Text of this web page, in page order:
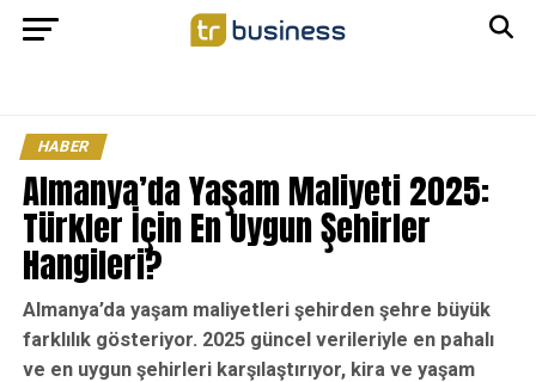
HABER
Almanya’da Yaşam Maliyeti 2025:
Türkler İçin En Uygun Şehirler
Hangileri?
Almanya’da yaşam maliyetleri şehirden şehre büyük
farklılık gösteriyor. 2025 güncel verileriyle en pahalı
ve en uygun şehirleri karşılaştırıyor, kira ve yaşam